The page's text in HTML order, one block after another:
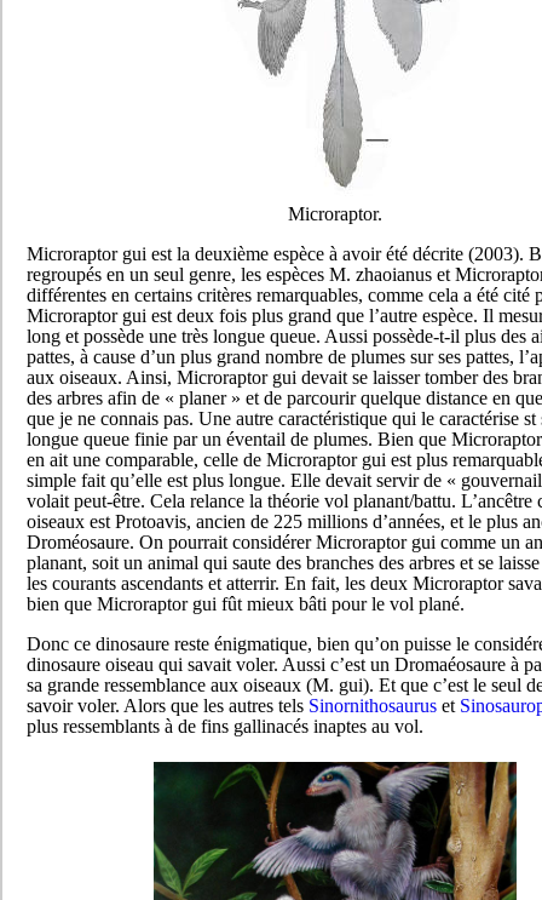
Microraptor.
Microraptor gui est la deuxième espèce à avoir été décrite (2003).
regroupés en un seul genre, les espèces M. zhaoianus et
différentes en certains critères remarquables, comme cela a été cité
Microraptor gui est deux fois plus grand que l’autre espèce. Il
long et possède une très longue queue. Aussi possède-t-il plus des
pattes, à cause d’un plus grand nombre de plumes sur ses pattes,
aux oiseaux. Ainsi, Microraptor gui devait se laisser tomber des
des arbres afin de « planer » et de parcourir quelque distance en
que je ne connais pas. Une autre caractéristique qui le caractérise st
longue queue finie par un éventail de plumes. Bien que
en ait une comparable, celle de Microraptor gui est plus
simple fait qu’elle est plus longue. Elle devait servir de «
volait peut-être. Cela relance la théorie vol planant/battu. L’ancêtre
oiseaux est Protoavis, ancien de 225 millions d’années, et le plus
Droméosaure. On pourrait considérer Microraptor gui comme un
planant, soit un animal qui saute des branches des arbres et se
les courants ascendants et atterrir. En fait, les deux Microraptor
bien que Microraptor gui fût mieux bâti pour le vol plané.
Donc ce dinosaure reste énigmatique, bien qu’on puisse le
dinosaure oiseau qui savait voler. Aussi c’est un Dromaéosaure à
sa grande ressemblance aux oiseaux (M. gui). Et que c’est le seul
savoir voler. Alors que les autres tels Sinornithosaurus et
plus ressemblants à de fins gallinacés inaptes au vol.